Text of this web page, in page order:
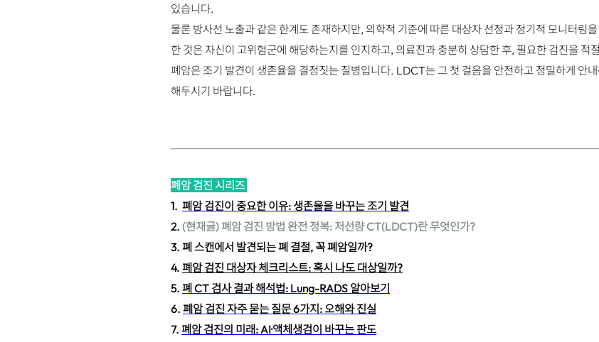
있습니다.
물론 방사선 노출과 같은 한계도 존재하지만, 의학적 기준에 따른 대상자 선정과 정기적 모니터링
한 것은 자신이 고위험군에 해당하는지를 인지하고, 의료진과 충분히 상담한 후, 필요한 검진을 적
폐암은 조기 발견이 생존율을 결정짓는 질병입니다. LDCT는 그 첫 걸음을 안전하고 정밀하게 안
해두시기 바랍니다.
폐암 검진 시리즈
1. 폐암 검진이 중요한 이유: 생존율을 바꾸는 조기 발견
2. (현재글) 폐암 검진 방법 완전 정복: 저선량 CT(LDCT)란 무엇인가?
3. 폐 스캔에서 발견되는 폐 결절, 꼭 폐암일까?
4. 폐암 검진 대상자 체크리스트: 혹시 나도 대상일까?
5. 폐 CT 검사 결과 해석법: Lung-RADS 알아보기
6. 폐암 검진 자주 묻는 질문 6가지: 오해와 진실
7. 폐암 검진의 미래: AI·액체생검이 바꾸는 판도